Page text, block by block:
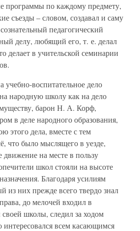
программы по каждому предмету,
съезды – словом, создавал и саму
педагогический
делу, любящий его, т. е. делал
делает в учительской семинарии
учебно-воспитательное дело
народную школу как на дело
барон Н. А. Корф,
в деле народного образования,
этого дела, вместе с тем
что было мыслящего в уезде,
на месте в пользу
школ стояли на высоте
Благодаря усилиям
из них прежде всего твердо знал
до мелочей входил в
школы, следил за ходом
всем касающимся